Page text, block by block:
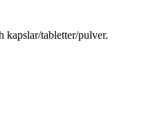
kapslar/tabletter/pulver.